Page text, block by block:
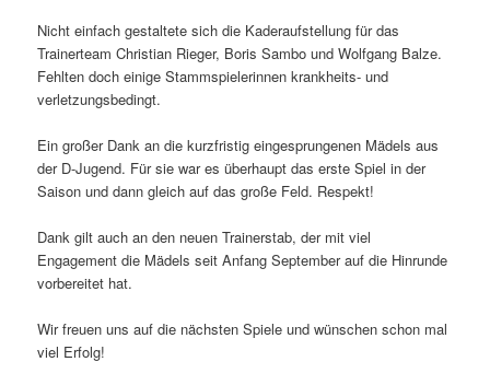
Nicht einfach gestaltete sich die Kaderaufstellung für das
Trainerteam Christian Rieger, Boris Sambo und Wolfgang Balze.
Fehlten doch einige Stammspielerinnen krankheits- und
verletzungsbedingt.
Ein großer Dank an die kurzfristig eingesprungenen Mädels aus
der D-Jugend. Für sie war es überhaupt das erste Spiel in der
Saison und dann gleich auf das große Feld. Respekt!
Dank gilt auch an den neuen Trainerstab, der mit viel
Engagement die Mädels seit Anfang September auf die Hinrunde
vorbereitet hat.
Wir freuen uns auf die nächsten Spiele und wünschen schon mal
viel Erfolg!